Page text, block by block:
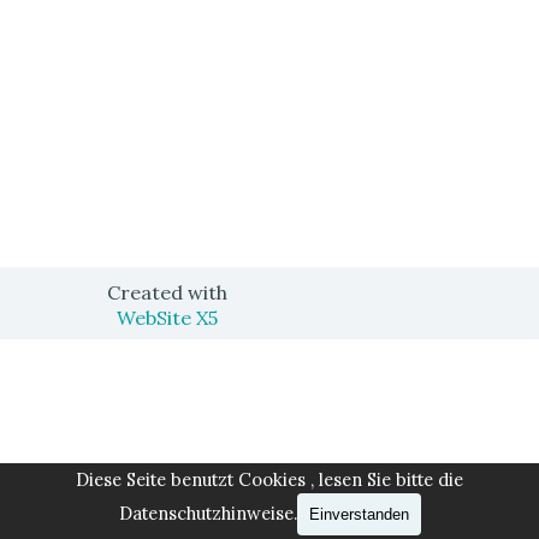
Created with
WebSite X5
Diese Seite benutzt Cookies , lesen Sie bitte die
Datenschutzhinweise.
Einverstanden